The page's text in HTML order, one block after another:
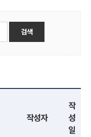
작성자
작
성
일